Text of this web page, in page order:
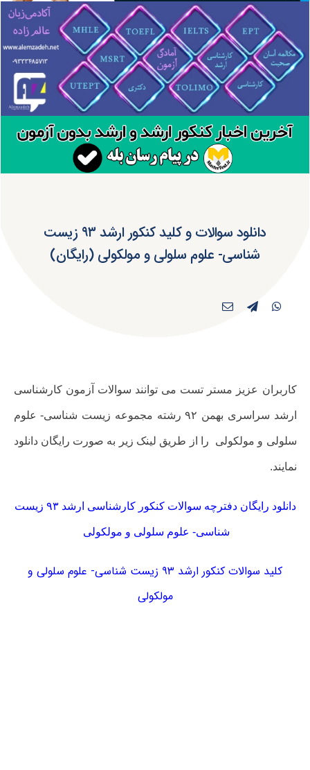
دانلود سوالات و کلید کنکور ارشد ۹۳ زیست
شناسی- علوم سلولی و مولکولی (رایگان)
کاربران عزیز مستر تست می توانند سوالات آزمون کارشناسی
ارشد سراسری بهمن ۹۲ رشته مجموعه زیست شناسی- علوم
سلولی و مولکولی را از طریق لینک زیر به صورت رایگان دانلود
نمایند.
دانلود رایگان دفترچه سوالات کنکور کارشناسی ارشد ۹۳ زیست
شناسی- علوم سلولی و مولکولی
کلید سوالات کنکور ارشد ۹۳ زیست شناسی- علوم سلولی و
مولکولی